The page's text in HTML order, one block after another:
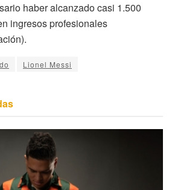
haber alcanzado casi 1.500
ingresos profesionales
Lionel Messi